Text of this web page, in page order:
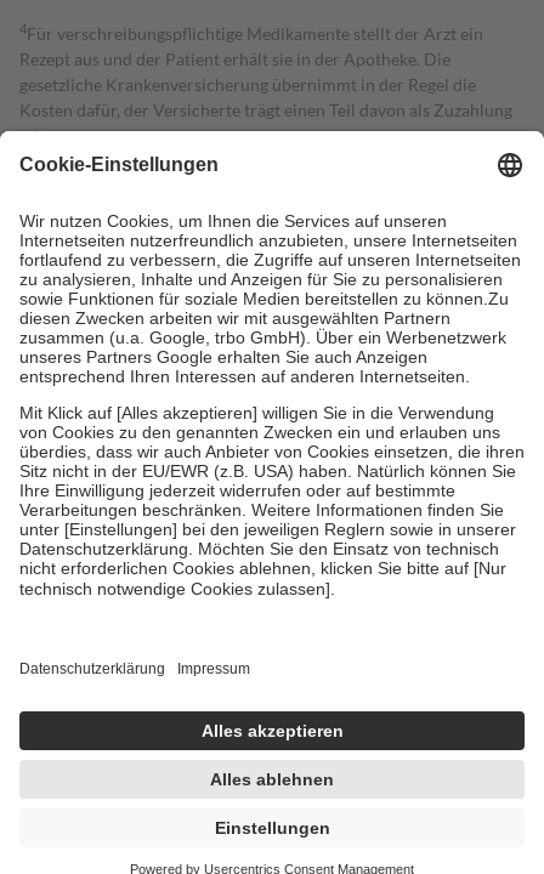
4Für verschreibungspflichtige Medikamente stellt der Arzt ein
Rezept aus und der Patient erhält sie in der Apotheke. Die
gesetzliche Krankenversicherung übernimmt in der Regel die
Kosten dafür, der Versicherte trägt einen Teil davon als Zuzahlung
mit.
Grundsätzlich leisten Mitglieder Zuzahlungen in Höhe von zehn
höchstens zehn Euro.
Es sind jedoch nie mehr als die tatsächlichen
Kosten der Leistung zu entrichten.
Diese Regeln gelten grundsätzlich auch für Online-Apotheken.
Bei Heilmitteln und häuslicher Krankenpflege beträgt die
Zuzahlung zehn Prozent der Kosten sowie zehn Euro je
Verordnung.
Um das Engagement der Versicherten für ihre eigene Gesundheit zu
stärken und die besondere Stellung der Familie zu unterstützen,
fallenkeine Zuzahlungenan bei:
• Kindern und Jugendlichen bis zum vollendeten 18. Lebensjahr
mit Ausnahme der Fahrkosten
• Untersuchungen zur Vorsorge und Früherkennung, die von der
GKV getragen werden
• empfohlenen Schutzimpfungen
• Harn- und Blutteststreifen
getroffen, um sicherzustellen, dass es sich um echte Bewertungen
https://help.etrusted.com/hc/de/articles/4419944605341
Einige Bilder und Inhalte wurden unter Zuhilfenahme künstlicher